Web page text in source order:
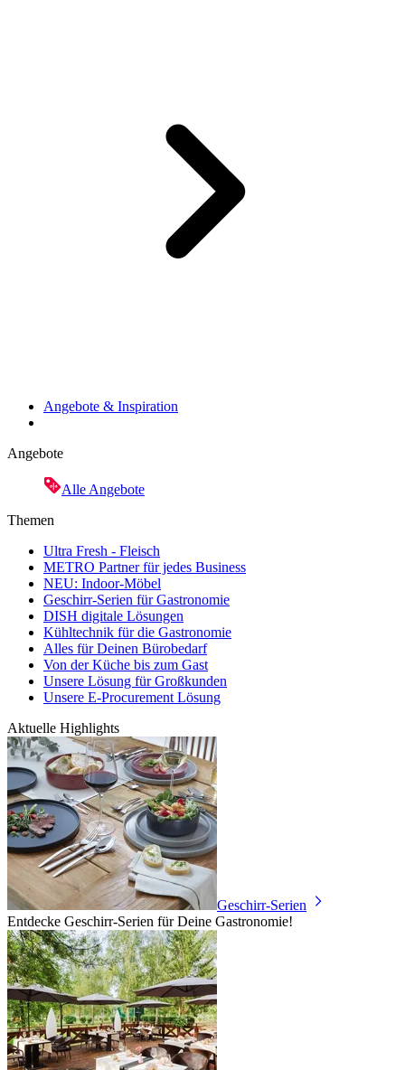
Angebote & Inspiration
Angebote
Alle Angebote
Themen
Ultra Fresh - Fleisch
METRO Partner für jedes Business
NEU: Indoor-Möbel
Geschirr-Serien für Gastronomie
DISH digitale Lösungen
Kühltechnik für die Gastronomie
Alles für Deinen Bürobedarf
Von der Küche bis zum Gast
Unsere Lösung für Großkunden
Unsere E-Procurement Lösung
Aktuelle Highlights
Geschirr-Serien
Entdecke Geschirr-Serien für Deine Gastronomie!